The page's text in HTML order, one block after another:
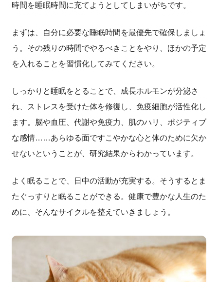
時間を睡眠時間に充てようとしてしまいがちです。
まずは、自分に必要な睡眠時間を最優先で確保しましょ
う。その残りの時間でやるべきことをやり、ほかの予定
を入れることを習慣化してみてください。
しっかりと睡眠をとることで、成長ホルモンが分泌さ
れ、ストレスを受けた体を修復し、免疫細胞が活性化し
ます。脳や血圧、代謝や免疫力、肌のハリ、ポジティブ
な感情……あらゆる面ですこやかな心と体のために欠か
せないということが、研究結果からわかっています。
よく眠ることで、日中の活動が充実する。そうするとま
たぐっすりと眠ることができる。健康で豊かな人生のた
めに、そんなサイクルを整えていきましょう。